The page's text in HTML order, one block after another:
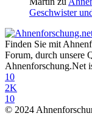
Geschwister
Finden Sie mit
Forum, durch unsere
Ahnenforschung.Net
10
2K
10
© 2024